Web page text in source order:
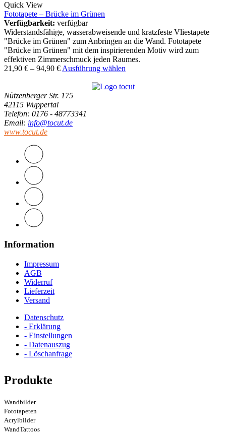
Quick View
Fototapete – Brücke im Grünen
Verfügbarkeit: verfügbar
Widerstandsfähige, wasserabweisende und kratzfeste Vliestapete
"Brücke im Grünen" zum Anbringen an die Wand. Fototapete
"Brücke im Grünen" mit dem inspirierenden Motiv wird zum
effektiven Zimmerschmuck jeden Raumes.
21,90 € – 94,90 € Ausführung wählen
Nützenberger Str. 175
42115 Wuppertal
Telefon: 0176 - 48773341
Email: info@tocut.de
www.tocut.de
Information
Impressum
AGB
Widerruf
Lieferzeit
Versand
Datenschutz
- Erklärung
- Einstellungen
- Datenauszug
- Löschanfrage
Produkte
Wandbilder
Fototapeten
Acrylbilder
WandTattoos